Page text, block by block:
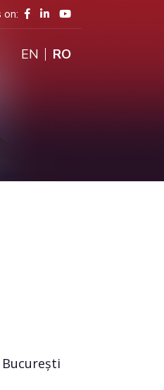
on:
ENGLISH
RO